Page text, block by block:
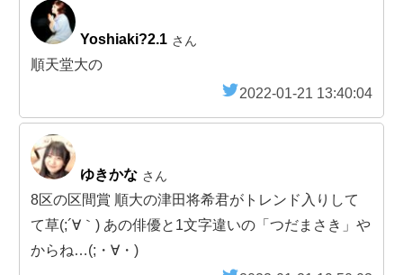
Yoshiaki?2.1 さん
順天堂大の
2022-01-21 13:40:04
ゆきかな さん
8区の区間賞 順大の津田将希君がトレンド入りして
て草(;´∀｀) あの俳優と1文字違いの「つだまさき」や
からね…(;・∀・)